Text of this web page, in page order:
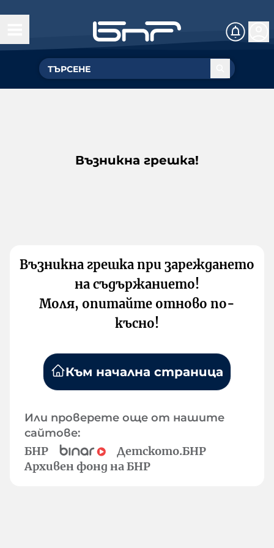
Възникна грешка!
Възникна грешка при зареждането
на съдържанието!
Моля, опитайте отново по-
късно!
Към начална страница
Или проверете още от нашите
сайтове:
БНР
Детското.БНР
Архивен фонд на БНР